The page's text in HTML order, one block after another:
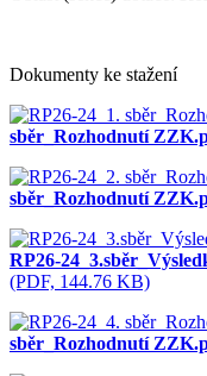
Dokumenty ke stažení
sběr_Rozhodnutí
sběr_Rozhodnutí
RP26-
(PDF, 144.76 KB)
sběr_Rozhodnutí